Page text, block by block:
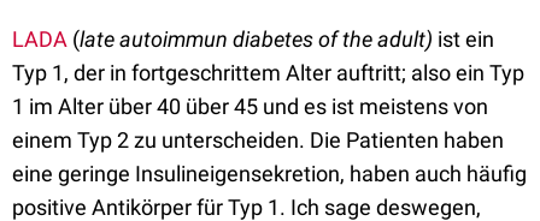
LADA (late autoimmun diabetes of the adult) ist ein
Typ 1, der in fortgeschrittem Alter auftritt; also ein Typ
1 im Alter über 40 über 45 und es ist meistens von
einem Typ 2 zu unterscheiden. Die Patienten haben
eine geringe Insulineigensekretion, haben auch häufig
positive Antikörper für Typ 1. Ich sage deswegen,